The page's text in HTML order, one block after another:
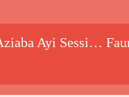
Ayi Sessi…